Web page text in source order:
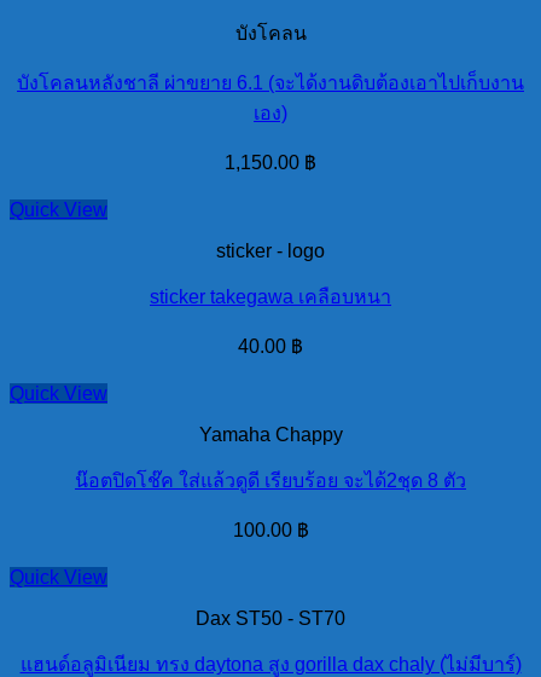
บังโคลน
บังโคลนหลังชาลี ผ่าขยาย 6.1 (จะได้งานดิบต้องเอาไปเก็บงาน
เอง)
1,150.00 ฿
Quick View
sticker - logo
sticker takegawa เคลือบหนา
40.00 ฿
Quick View
Yamaha Chappy
น๊อตปิดโช๊ค ใส่แล้วดูดี เรียบร้อย จะได้2ชุด 8 ตัว
100.00 ฿
Quick View
Dax ST50 - ST70
แฮนด์อลูมิเนียม ทรง daytona สูง gorilla dax chaly (ไม่มีบาร์)